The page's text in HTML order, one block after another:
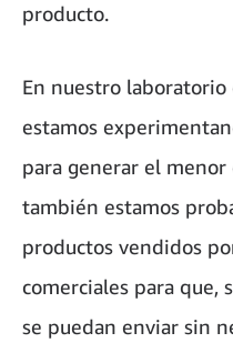
producto.
En nuestro
estamos
para generar el
también estamos
productos vendidos
comerciales para que,
se puedan enviar sin